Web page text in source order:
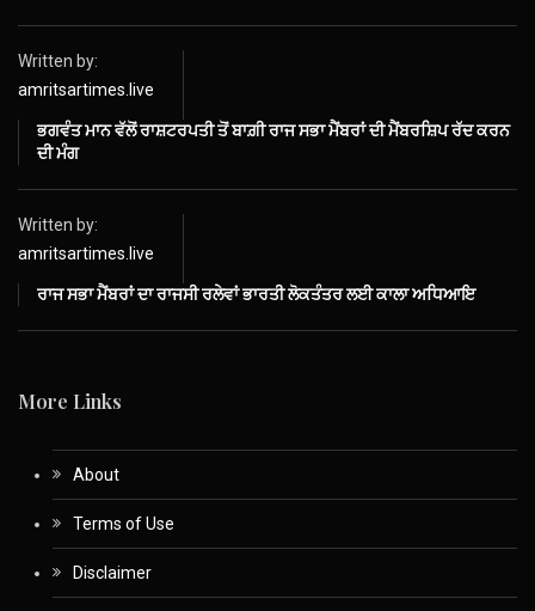
Written by:
amritsartimes.live
ਭਗਵੰਤ ਮਾਨ ਵੱਲੋਂ ਰਾਸ਼ਟਰਪਤੀ ਤੋਂ ਬਾਗ਼ੀ ਰਾਜ ਸਭਾ ਮੈਂਬਰਾਂ ਦੀ ਮੈਂਬਰਸ਼ਿਪ ਰੱਦ ਕਰਨ
ਦੀ ਮੰਗ
Written by:
amritsartimes.live
ਰਾਜ ਸਭਾ ਮੈਂਬਰਾਂ ਦਾ ਰਾਜਸੀ ਰਲੇਵਾਂ ਭਾਰਤੀ ਲੋਕਤੰਤਰ ਲਈ ਕਾਲਾ ਅਧਿਆਇ
More Links
About
Terms of Use
Disclaimer